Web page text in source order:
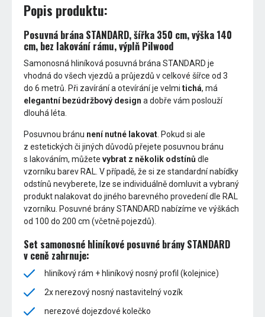
Popis produktu:
Posuvná brána STANDARD, šířka 350 cm, výška 140
cm, bez lakování rámu, výplň Pilwood
Samonosná hliníková posuvná brána STANDARD je
vhodná do všech vjezdů a průjezdů v celkové šířce od 3
do 6 metrů. Při zavírání a otevírání je velmitichá, má
elegantní bezúdržbový design a dobře vám poslouží
dlouhá léta.
Posuvnou bránu není nutné lakovat . Pokud si ale
z estetických či jiných důvodů přejete posuvnou bránu
s lakováním, můžetevybrat z několik odstínůdle
vzorníku barev RAL. V případě, že si ze standardní nabídky
odstínů nevyberete, lze se individuálně domluvit a vybraný
produkt nalakovat do jiného barevného provedení dle RAL
vzorníku. Posuvné brány STANDARD nabízíme ve výškách
od 100 do 200 cm (včetně pojezdů).
Set samonosné hliníkové posuvné brány STANDARD
v ceně zahrnuje:
hliníkový rám + hliníkový nosný profil (kolejnice)
2x nerezový nosný nastavitelný vozík
nerezové dojezdové kolečko